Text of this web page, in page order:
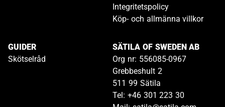
Integritetspolicy
Köp- och allmänna villkor
GUIDER
Skötselråd
SÄTILA OF SWEDEN AB
Org nr: 556085-0967
Grebbeshult 2
511 99 Sätila
Tel: +46 301 223 30